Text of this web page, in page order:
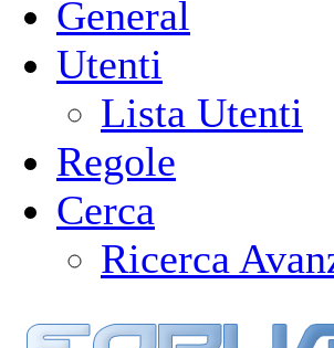
General
Utenti
Lista Utenti
Regole
Cerca
Ricerca